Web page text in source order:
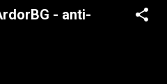
selling price Bits/Ignis is
is currently worth 2.8 Ignis, it
difficult to adjust the price in
- anti-